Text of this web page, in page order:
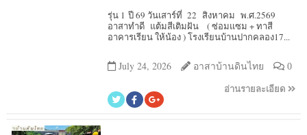
รุ่น 1 ปี 69 วันเสาร์ที่ 22 สิงหาคม พ.ศ.2569
อาสาทำดี แต้มสีเติมฝัน ( ซ่อมแซม + ทาสี
อาคารเรียน ให้น้อง ) โรงเรียนบ้านปากคลอง17...
July 24, 2026 อาสาบ้านดินไทย 0
อ่านรายละเอียด